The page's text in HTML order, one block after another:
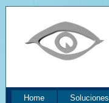
Home Soluciones